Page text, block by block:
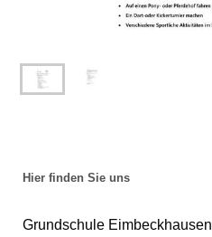
Hier finden Sie uns
Grundschule Eimbeckhausen